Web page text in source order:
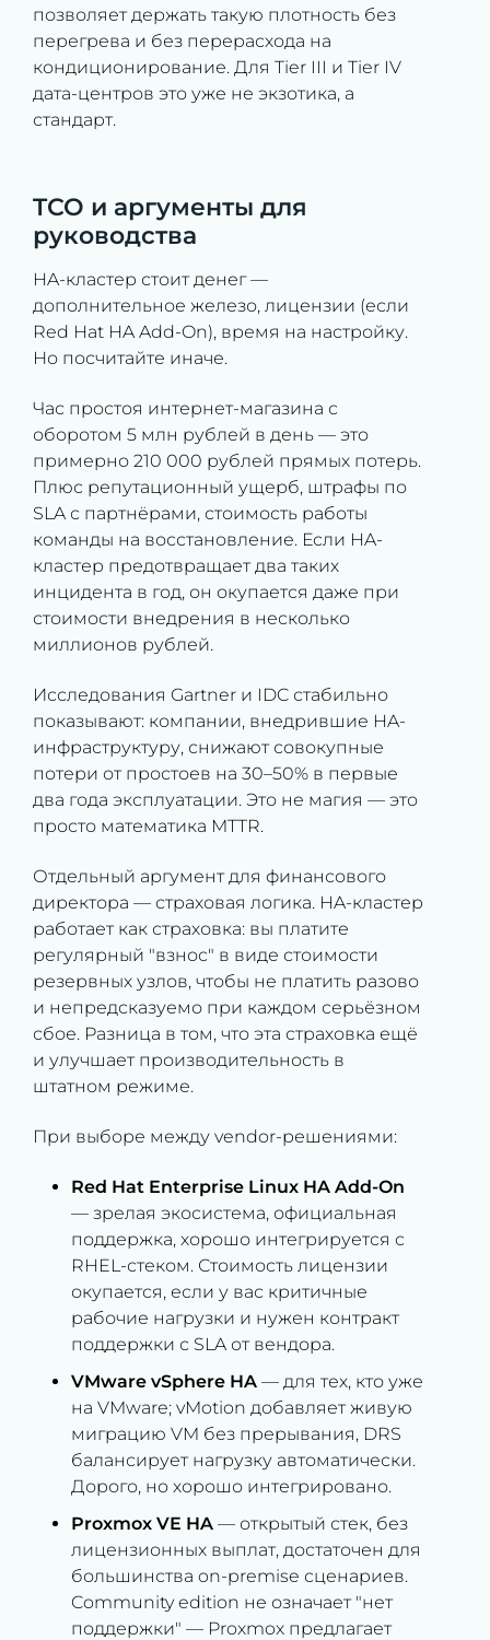
позволяет держать такую плотность без
перегрева и без перерасхода на
кондиционирование. Для Tier III и Tier IV
дата-центров это уже не экзотика, а
стандарт.
TCO и аргументы для
руководства
HA-кластер стоит денег —
дополнительное железо, лицензии (если
Red Hat HA Add-On), время на настройку.
Но посчитайте иначе.
Час простоя интернет-магазина с
оборотом 5 млн рублей в день — это
примерно 210 000 рублей прямых потерь.
Плюс репутационный ущерб, штрафы по
SLA с партнёрами, стоимость работы
команды на восстановление. Если HA-
кластер предотвращает два таких
инцидента в год, он окупается даже при
стоимости внедрения в несколько
миллионов рублей.
Исследования Gartner и IDC стабильно
показывают: компании, внедрившие HA-
инфраструктуру, снижают совокупные
потери от простоев на 30–50% в первые
два года эксплуатации. Это не магия — это
просто математика MTTR.
Отдельный аргумент для финансового
директора — страховая логика. HA-кластер
работает как страховка: вы платите
регулярный "взнос" в виде стоимости
резервных узлов, чтобы не платить разово
и непредсказуемо при каждом серьёзном
сбое. Разница в том, что эта страховка ещё
и улучшает производительность в
штатном режиме.
При выборе между vendor-решениями:
Red Hat Enterprise Linux HA Add-On
— зрелая экосистема, официальная
поддержка, хорошо интегрируется с
RHEL-стеком. Стоимость лицензии
окупается, если у вас критичные
рабочие нагрузки и нужен контракт
поддержки с SLA от вендора.
VMware vSphere HA — для тех, кто уже
на VMware; vMotion добавляет живую
миграцию VM без прерывания, DRS
балансирует нагрузку автоматически.
Дорого, но хорошо интегрировано.
Proxmox VE HA — открытый стек, без
лицензионных выплат, достаточен для
большинства on-premise сценариев.
Community edition не означает "нет
поддержки" — Proxmox предлагает